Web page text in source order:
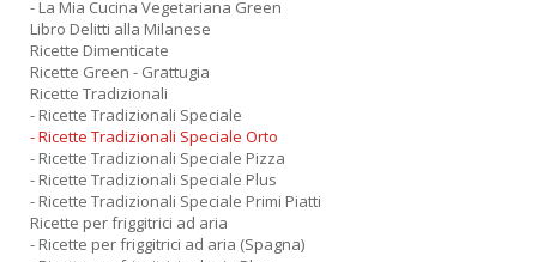
- La Mia Cucina Vegetariana Green
Libro Delitti alla Milanese
Ricette Dimenticate
Ricette Green - Grattugia
Ricette Tradizionali
- Ricette Tradizionali Speciale
- Ricette Tradizionali Speciale Orto
- Ricette Tradizionali Speciale Pizza
- Ricette Tradizionali Speciale Plus
- Ricette Tradizionali Speciale Primi Piatti
Ricette per friggitrici ad aria
- Ricette per friggitrici ad aria (Spagna)